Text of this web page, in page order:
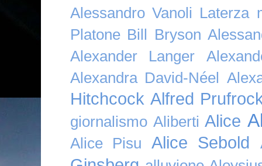
Alessandro Vanoli Laterza
Platone Bill Bryson
Alexander Langer
Alexandra David-Néel
Hitchcock Alfred
giornalismo Aliberti Alice
Alice Pisu Alice Sebold